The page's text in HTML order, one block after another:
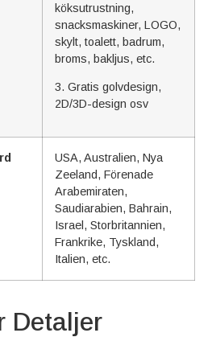
köksutrustning,
snacksmaskiner, LOGO,
skylt, toalett, badrum,
broms, bakljus, etc.
3. Gratis golvdesign,
2D/3D-design osv
USA, Australien, Nya
Zeeland, Förenade
Arabemiraten,
Saudiarabien, Bahrain,
Israel, Storbritannien,
Frankrike, Tyskland,
Italien, etc.
Detaljer